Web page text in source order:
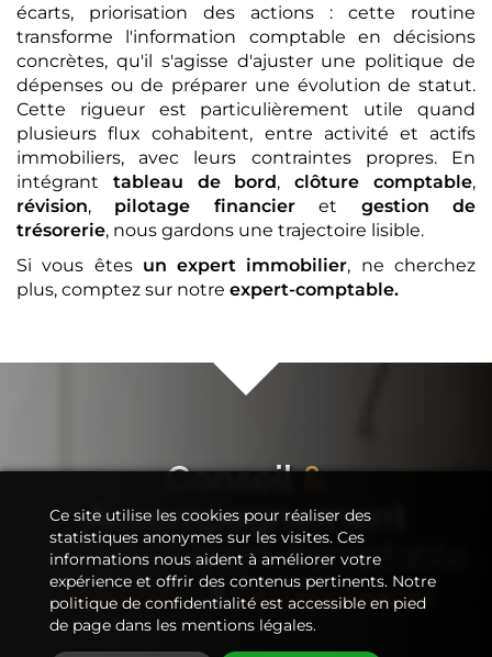
écarts, priorisation des actions : cette routine
transforme l'information comptable en décisions
concrètes, qu'il s'agisse d'ajuster une politique de
dépenses ou de préparer une évolution de statut.
Cette rigueur est particulièrement utile quand
plusieurs flux cohabitent, entre activité et actifs
immobiliers, avec leurs contraintes propres. En
intégrant tableau de bord,clôture comptable,
révision, pilotage financieret gestion de
trésorerie, nous gardons une trajectoire lisible.
Si vous êtes un expert immobilier, ne cherchez
plus, comptez sur notre expert-comptable.
Conseil&
Accompagnement
de votreexpert-comptable
Immobilier&Entreprenariat
Ce site utilise les cookies pour réaliser des
statistiques anonymes sur les visites. Ces
informations nous aident à améliorer votre
expérience et offrir des contenus pertinents. Notre
politique de confidentialité est accessible en pied
de page dans les mentions légales.